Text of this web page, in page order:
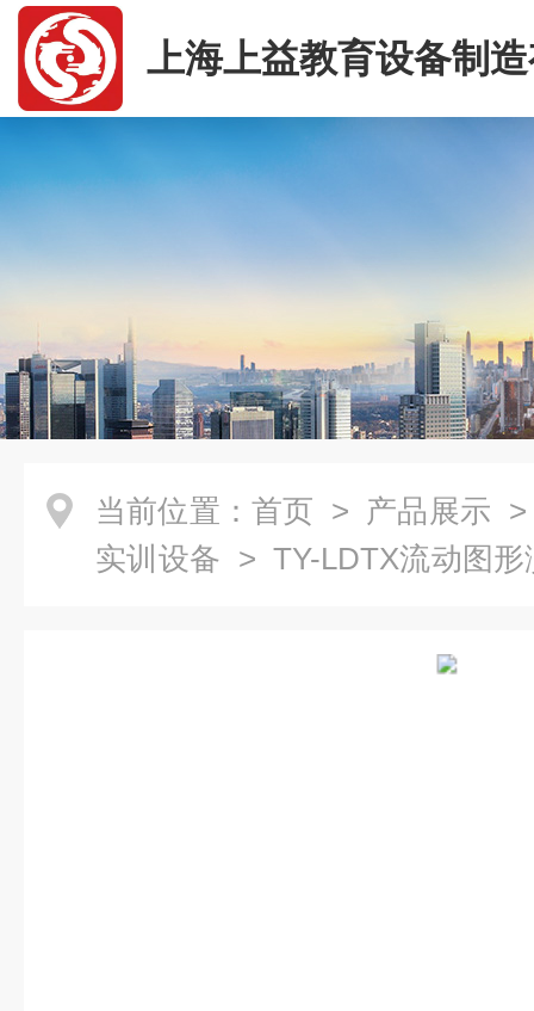
上海上益教育设备制
司
当前位置： 首页 > 产品展示
实训设备 > TY-LDTX流动图